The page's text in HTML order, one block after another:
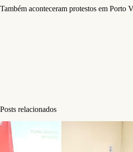
Também aconteceram protestos em
Posts relacionados